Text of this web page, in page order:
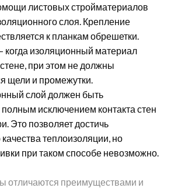
листовых стройматериалов
слоя. Крепление
к планкам обрешетки.
когда изоляционный материал
при этом не должны
щели и промежутки.
слой должен быть
исключением контакта стен
Это позволяет достичь
теплоизоляции, но
при таком способе невозможно.
отличаются преимуществами и